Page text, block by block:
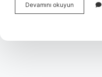
Devamını okuyun Şantiyede
Metraj
Nedir